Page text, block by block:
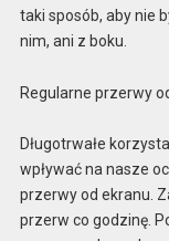
taki sposób, aby nie
nim, ani z boku.
Regularne przerwy
Długotrwałe
wpływać na nasze
przerwy od ekranu.
przerw co godzinę.